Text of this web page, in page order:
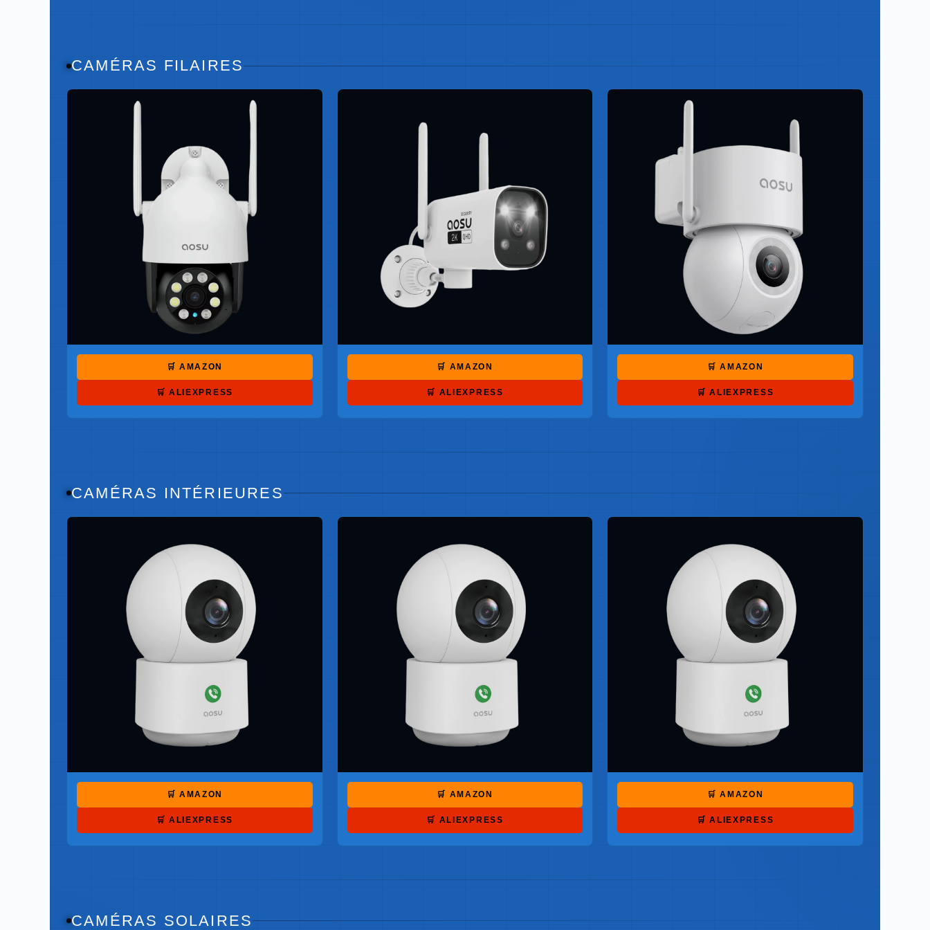
CAMÉRAS FILAIRES
🛒 AMAZON
🛒 ALIEXPRESS
🛒 AMAZON
🛒 ALIEXPRESS
🛒 AMAZON
🛒 ALIEXPRESS
CAMÉRAS INTÉRIEURES
🛒 AMAZON
🛒 ALIEXPRESS
🛒 AMAZON
🛒 ALIEXPRESS
🛒 AMAZON
🛒 ALIEXPRESS
CAMÉRAS SOLAIRES